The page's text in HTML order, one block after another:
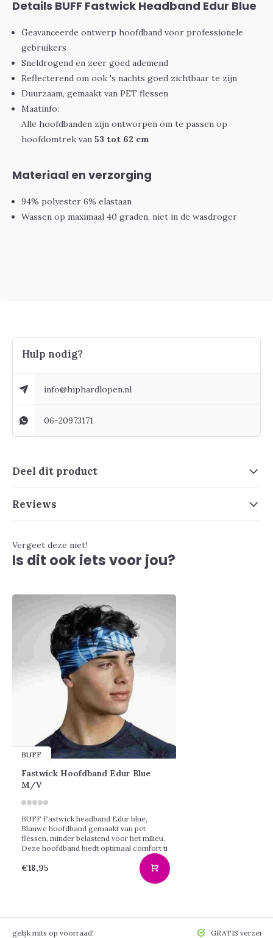
Details BUFF Fastwick Headband Edur Blue
Geavanceerde ontwerp hoofdband voor professionele
gebruikers
Sneldrogend en zeer goed ademend
Reflecterend om ook 's nachts goed zichtbaar te zijn
Duurzaam, gemaakt van PET flessen
Maatinfo:
Alle hoofdbanden zijn ontworpen om te passen op
hoofdomtrek van 53 tot 62 cm
Materiaal en verzorging
94% polyester 6% elastaan
Wassen op maximaal 40 graden, niet in de wasdroger
Hulp nodig?
info@hiphardlopen.nl
06-20973171
Deel dit product
Reviews
Vergeet deze niet!
Is dit ook iets voor jou?
BUFF
Fastwick Hoofdband Edur Blue
M/V
BUFF Fastwick headband Edur blue,
Blauwe hoofdband gemaakt van pet
flessen, minder belastend voor het milieu.
Deze hoofdband biedt optimaal comfort ti
€18,95
mits op voorraad! GRATIS